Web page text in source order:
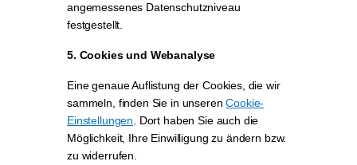
angemessenes Datenschutzniveau
festgestellt.
5. Cookies und Webanalyse
Eine genaue Auflistung der Cookies, die wir
sammeln, finden Sie in unserenCookie-
Einstellungen . Dort haben Sie auch die
Möglichkeit, Ihre Einwilligung zu ändern bzw.
zu widerrufen.